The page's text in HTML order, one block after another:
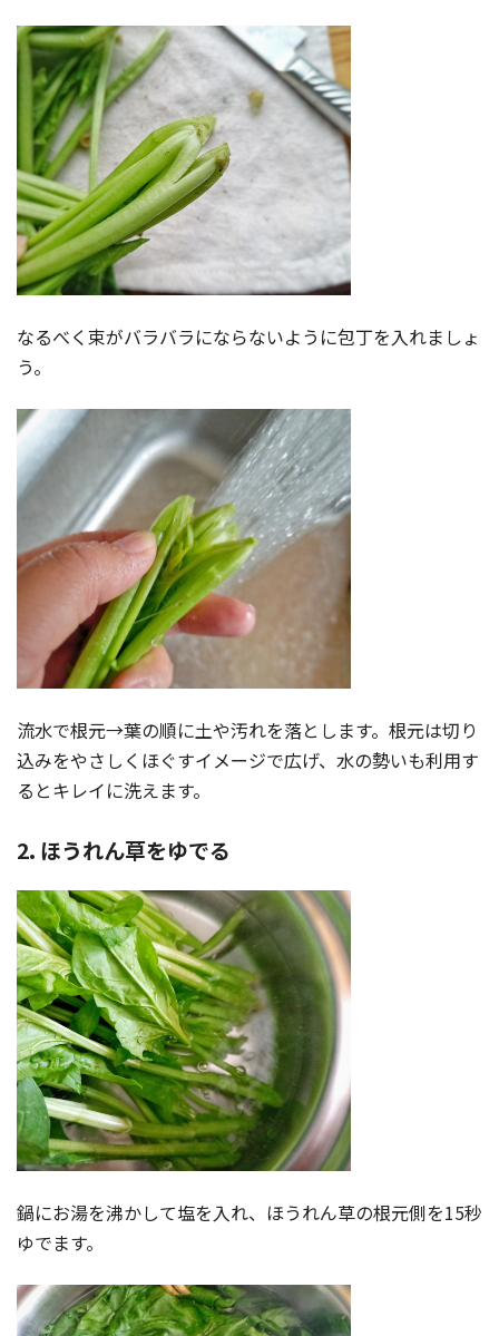
なるべく束がバラバラにならないように包丁を入れましょ
う。
流水で根元→葉の順に土や汚れを落とします。根元は切り
込みをやさしくほぐすイメージで広げ、水の勢いも利用す
るとキレイに洗えます。
2. ほうれん草をゆでる
鍋にお湯を沸かして塩を入れ、ほうれん草の根元側を15秒
ゆでます。